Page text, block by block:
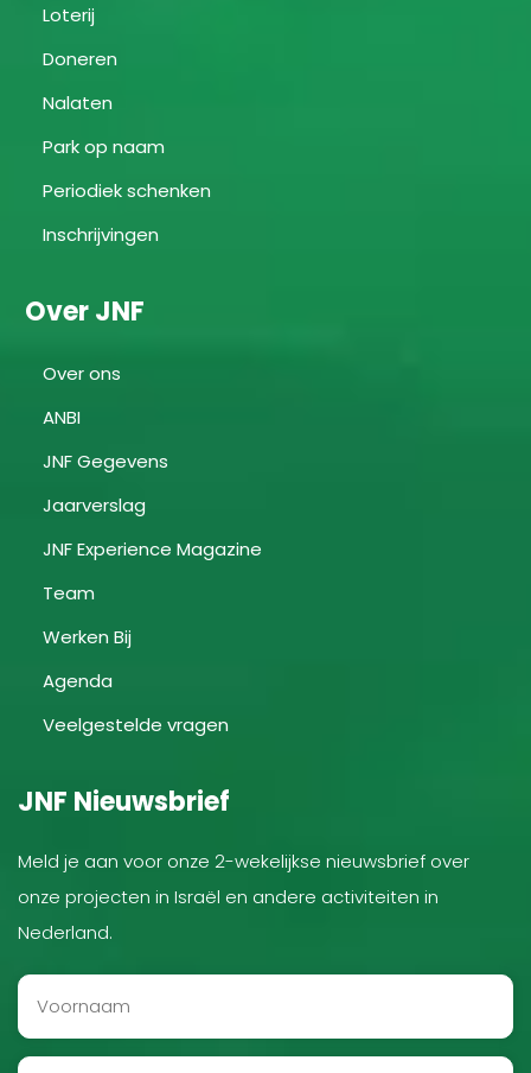
Loterij
Doneren
Nalaten
Park op naam
Periodiek schenken
Inschrijvingen
Over JNF
Over ons
ANBI
JNF Gegevens
Jaarverslag
JNF Experience Magazine
Team
Werken Bij
Agenda
Veelgestelde vragen
JNF Nieuwsbrief
Meld je aan voor onze 2-wekelijkse nieuwsbrief over
onze projecten in Israël en andere activiteiten in
Nederland.